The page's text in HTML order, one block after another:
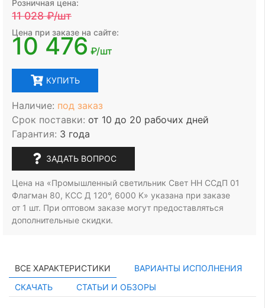
Розничная цена:
11 028₽/шт
Цена при заказе на сайте:
10 476 ₽/шт
КУПИТЬ
Наличие: под заказ
Срок поставки: от 10 до 20 рабочих дней
Гарантия: 3 года
ЗАДАТЬ ВОПРОС
Цена на «Промышленный светильник Свет НН ССдП 01
Флагман 80, КСС Д 120°, 6000 K» указана при заказе
от 1 шт. При оптовом заказе могут предоставляться
дополнительные скидки.
ВСЕ ХАРАКТЕРИСТИКИ
ВАРИАНТЫ ИСПОЛНЕНИЯ
СКАЧАТЬ
СТАТЬИ И ОБЗОРЫ